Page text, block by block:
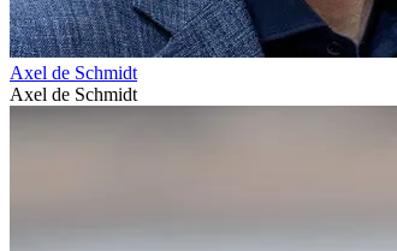
Axel de Schmidt
Axel de Schmidt